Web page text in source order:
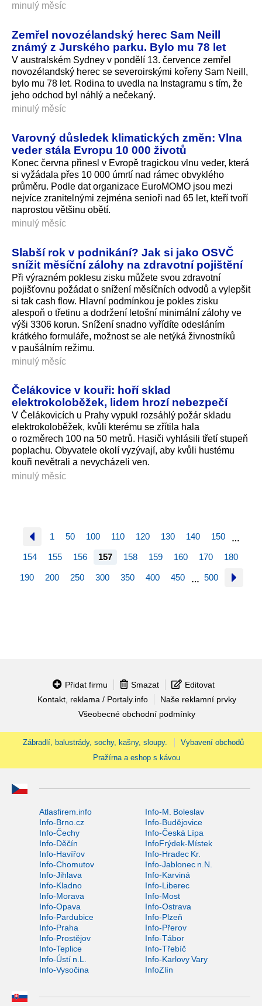
minulý měsíc
Zemřel novozélandský herec Sam Neill
známý z Jurského parku. Bylo mu 78 let
V australském Sydney v pondělí 13. července zemřel
novozélandský herec se severoirskými kořeny Sam Neill,
bylo mu 78 let. Rodina to uvedla na Instagramu s tím, že
jeho odchod byl náhlý a nečekaný.
minulý měsíc
Varovný důsledek klimatických změn: Vlna
veder stála Evropu 10 000 životů
Konec června přinesl v Evropě tragickou vlnu veder, která
si vyžádala přes 10 000 úmrtí nad rámec obvyklého
průměru. Podle dat organizace EuroMOMO jsou mezi
nejvíce zranitelnými zejména senioři nad 65 let, kteří tvoří
naprostou většinu obětí.
minulý měsíc
Slabší rok v podnikání? Jak si jako OSVČ
snížit měsíční zálohy na zdravotní pojištění
Při výrazném poklesu zisku můžete svou zdravotní
pojišťovnu požádat o snížení měsíčních odvodů a vylepšit
si tak cash flow. Hlavní podmínkou je pokles zisku
alespoň o třetinu a dodržení letošní minimální zálohy ve
výši 3306 korun. Snížení snadno vyřídíte odesláním
krátkého formuláře, možnost se ale netýká živnostníků
v paušálním režimu.
minulý měsíc
Čelákovice v kouři: hoří sklad
elektrokoloběžek, lidem hrozí nebezpečí
V Čelákovicích u Prahy vypukl rozsáhlý požár skladu
elektrokoloběžek, kvůli kterému se zřítila hala
o rozměrech 100 na 50 metrů. Hasiči vyhlásili třetí stupeň
poplachu. Obyvatele okolí vyzývají, aby kvůli hustému
kouři nevětrali a nevycházeli ven.
minulý měsíc
1 50 100 110 120 130 140 150 …
154 155 156 157 158 159 160 170 180
190 200 250 300 350 400 450 … 500
Přidat firmu Smazat
Editovat
Kontakt, reklama / Portaly.info
Naše reklamní prvky
Všeobecné obchodní podmínky
Zábradlí, balustrády, sochy, kašny, sloupy.
Vybavení obchodů
Pražírna a eshop s kávou
Atlasfirem.info
Info-M. Boleslav
Info-Brno.cz
Info-Budějovice
Info-Čechy
Info-Česká Lípa
Info-Děčín
InfoFrýdek-Místek
Info-Havířov
Info-Hradec Kr.
Info-Chomutov
Info-Jablonec n.N.
Info-Jihlava
Info-Karviná
Info-Kladno
Info-Liberec
Info-Morava
Info-Most
Info-Opava
Info-Ostrava
Info-Pardubice
Info-Plzeň
Info-Praha
Info-Přerov
Info-Prostějov
Info-Tábor
Info-Teplice
Info-Třebíč
Info-Ústí n.L.
Info-Karlovy Vary
Info-Vysočina
InfoZlín